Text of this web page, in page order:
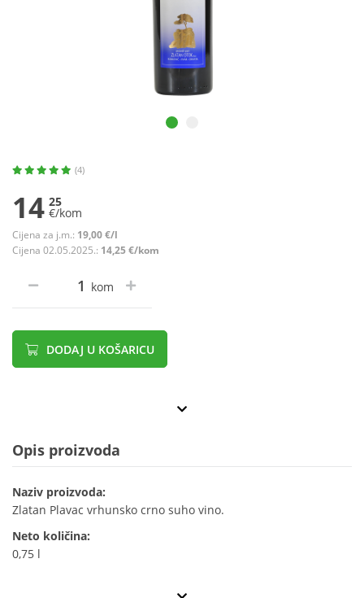
(4)
14 25
€/kom
Cijena za j.m.: 19,00 €/l
Cijena 02.05.2025.: 14,25 €/kom
kom
DODAJ U KOŠARICU
Opis proizvoda
Naziv proizvoda:
Zlatan Plavac vrhunsko crno suho vino.
Neto količina:
0,75 l